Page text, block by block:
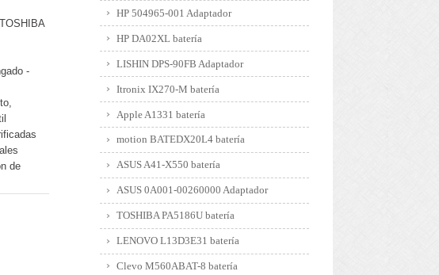
-
de
HP 504965-001 Adaptador
HP DA02XL batería
LISHIN DPS-90FB Adaptador
Itronix IX270-M batería
Apple A1331 batería
motion BATEDX20L4 batería
ASUS A41-X550 batería
ASUS 0A001-00260000 Adaptador
TOSHIBA PA5186U batería
LENOVO L13D3E31 batería
Clevo M560ABAT-8 batería